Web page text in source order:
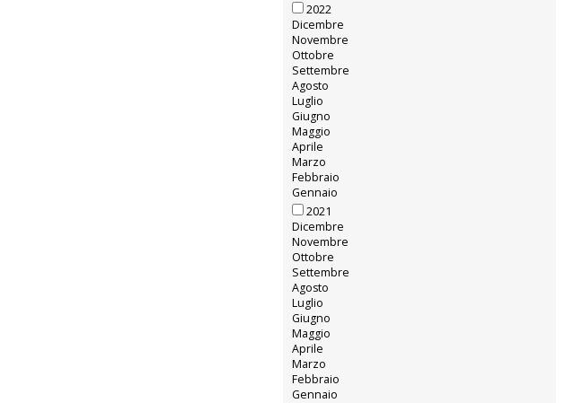
2022
Dicembre
Novembre
Ottobre
Settembre
Agosto
Luglio
Giugno
Maggio
Aprile
Marzo
Febbraio
Gennaio
2021
Dicembre
Novembre
Ottobre
Settembre
Agosto
Luglio
Giugno
Maggio
Aprile
Marzo
Febbraio
Gennaio